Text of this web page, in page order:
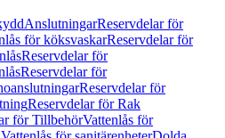
AnslutningarReservdelar för
för köksvaskarReservdelar för
Reservdelar för
Reservdelar för
Reservdelar för
Reservdelar för Rak
för TillbehörVattenlås för